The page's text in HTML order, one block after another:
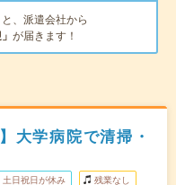
、派遣会社から
が届きます！
大学病院で清掃・
土日祝日が休み 残業なし